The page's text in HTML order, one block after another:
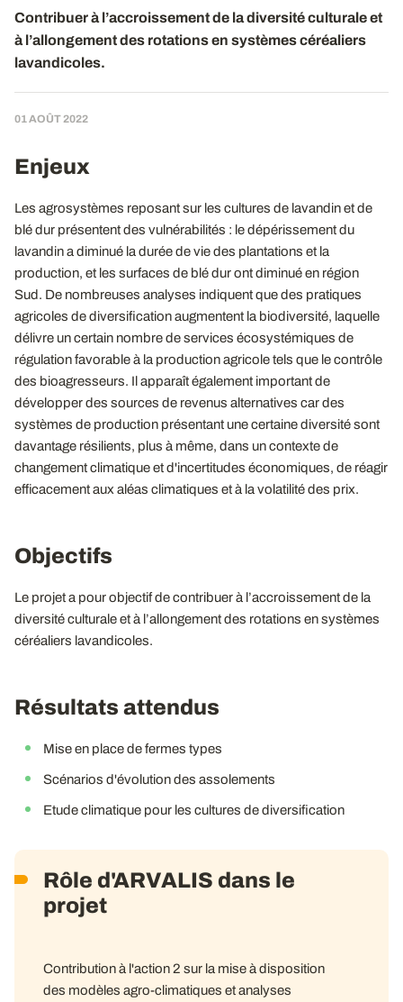
Contribuer à l’accroissement de la diversité culturale et
à l’allongement des rotations en systèmes céréaliers
lavandicoles.
01 AOÛT 2022
Enjeux
Les agrosystèmes reposant sur les cultures de lavandin et de
blé dur présentent des vulnérabilités : le dépérissement du
lavandin a diminué la durée de vie des plantations et la
production, et les surfaces de blé dur ont diminué en région
Sud. De nombreuses analyses indiquent que des pratiques
agricoles de diversification augmentent la biodiversité, laquelle
délivre un certain nombre de services écosystémiques de
régulation favorable à la production agricole tels que le contrôle
des bioagresseurs. Il apparaît également important de
développer des sources de revenus alternatives car des
systèmes de production présentant une certaine diversité sont
davantage résilients, plus à même, dans un contexte de
changement climatique et d'incertitudes économiques, de réagir
efficacement aux aléas climatiques et à la volatilité des prix.
Objectifs
Le projet a pour objectif de contribuer à l’accroissement de la
diversité culturale et à l’allongement des rotations en systèmes
céréaliers lavandicoles.
Résultats attendus
Mise en place de fermes types
Scénarios d'évolution des assolements
Etude climatique pour les cultures de diversification
Rôle d'ARVALIS dans le
projet
Contribution à l'action 2 sur la mise à disposition
des modèles agro-climatiques et analyses